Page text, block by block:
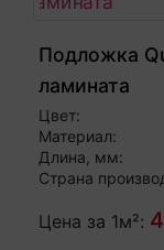
Подложка
ламината
Цвет:
Материал:
Длина, мм:
Страна
Цена за 1м²: